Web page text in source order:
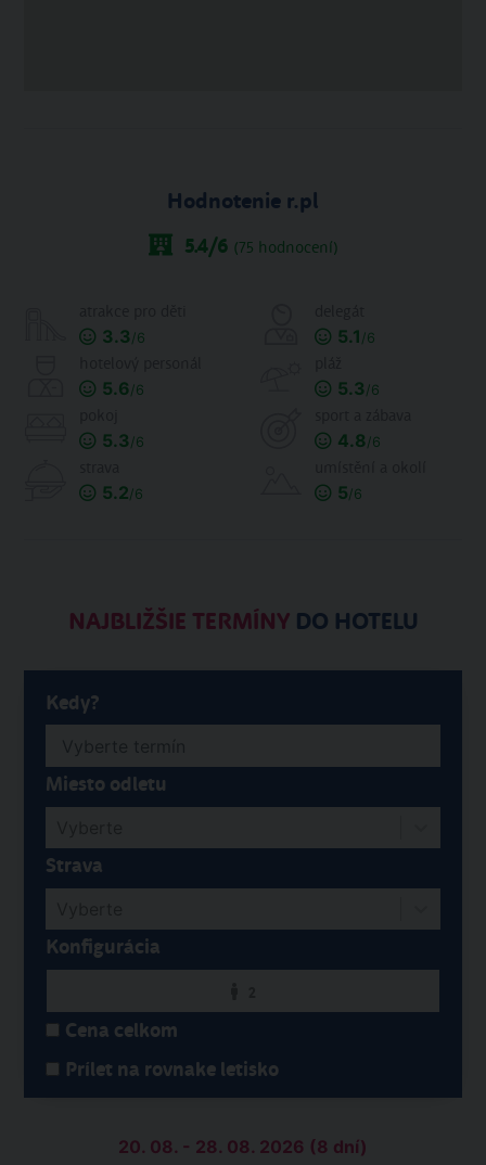
Hodnotenie r.pl
5.4/6 (75 hodnocení)
3.3/6 5.1 /6
5.6/6 5.3/6
5.3/6 4.8/6
5.2/6 5/6
NAJBLIŽŠIE TERMÍNYDO HOTELU
Kedy?
Miesto odletu
Strava
Konfigurácia
Cena celkom
Prílet na rovnake letisko
20. 08. - 28. 08. 2026 (8 dní)